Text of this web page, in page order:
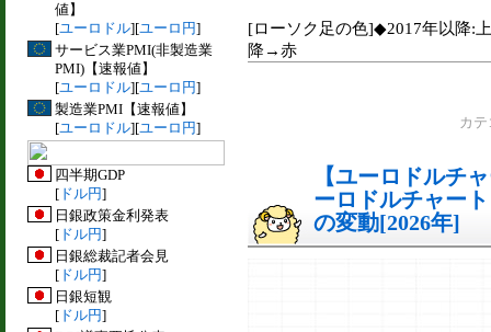
値】
[ユーロドル][ユーロ円]
サービス業PMI(非製造業
PMI)【速報値】
[ユーロドル][ユーロ円]
製造業PMI【速報値】
[ユーロドル][ユーロ円]
四半期GDP
[ ドル円]
日銀政策金利発表
[ ドル円]
日銀総裁記者会見
[ ドル円]
日銀短観
[ ドル円]
[ローソク足の色]◆2017年以降
降→赤
カ
【ユーロドルチ
ーロドルチャー
の変動[2026年]